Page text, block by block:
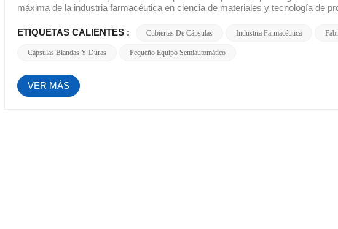
ETIQUETAS CALIENTES : Cubiertas De Cápsulas Industria Farmacéutica
Cápsulas Blandas Y Duras Pequeño Equipo Semiautomático
VER MÁS